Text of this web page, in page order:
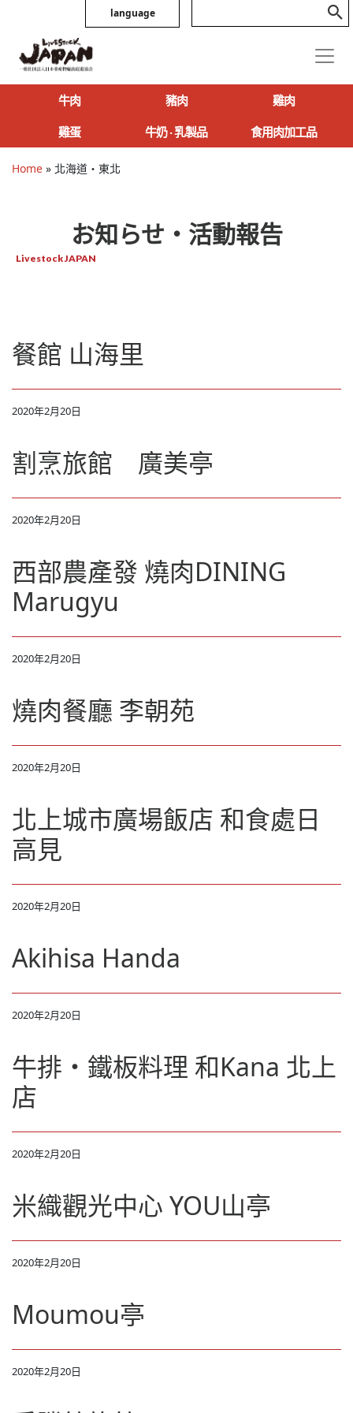
language
牛肉 豬肉
雞肉
雞蛋
牛奶 ‧ 乳製品 食用肉加工品
Home » 北海道・東北
お知らせ・活動報告
Livestock JAPAN
餐館 山海里
2020年2月20日
割烹旅館 廣美亭
2020年2月20日
西部農產發 燒肉DINING
Marugyu
2020年2月20日
燒肉餐廳 李朝苑
2020年2月20日
北上城市廣場飯店 和食處日
高見
2020年2月20日
Akihisa Handa
2020年2月20日
牛排・鐵板料理 和Kana 北上
店
2020年2月20日
米織觀光中心 YOU山亭
2020年2月20日
Moumou亭
2020年2月20日